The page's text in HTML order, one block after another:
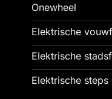
Onewheel
Elektrische
Elektrische
Elektrische steps